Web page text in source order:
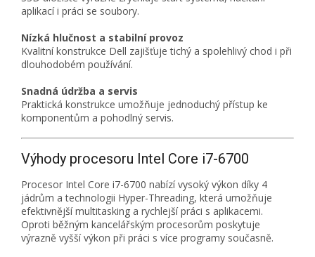
aplikací i práci se soubory.
Nízká hlučnost a stabilní provoz
Kvalitní konstrukce Dell zajišťuje tichý a spolehlivý chod i při
dlouhodobém používání.
Snadná údržba a servis
Praktická konstrukce umožňuje jednoduchý přístup ke
komponentům a pohodlný servis.
Výhody procesoru Intel Core i7-6700
Procesor Intel Core i7-6700 nabízí vysoký výkon díky 4
jádrům a technologii Hyper-Threading, která umožňuje
efektivnější multitasking a rychlejší práci s aplikacemi.
Oproti běžným kancelářským procesorům poskytuje
výrazně vyšší výkon při práci s více programy současně.